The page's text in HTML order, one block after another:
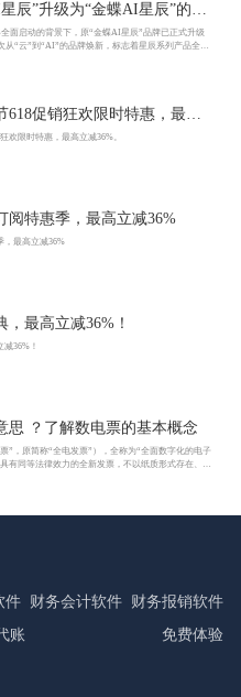
辰”升级为“金蝶AI星辰”的官
面启动的背景下，原“金蝶AI星辰”品牌已正式升级
从“云”到“AI”的品牌焕新，标志着星辰系列产品全面
618促销狂欢限时特惠，最高
欢限时特惠，最高立减36%。
阅特惠季，最高立减36%
，最高立减36%
，最高立减36%！
36%！
思 ？了解数电票的基本概念
”，原简称“全电发票”），全称为“全面数字化的电子
有同等法律效力的全新发票，不以纸质形式存在、不
件 财务会计软件 财务报销软件
账 免费体验